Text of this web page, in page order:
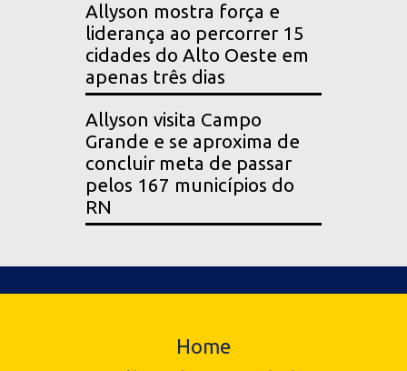
Allyson mostra força e
liderança ao percorrer 15
cidades do Alto Oeste em
apenas três dias
Allyson visita Campo
Grande e se aproxima de
concluir meta de passar
pelos 167 municípios do
RN
Home